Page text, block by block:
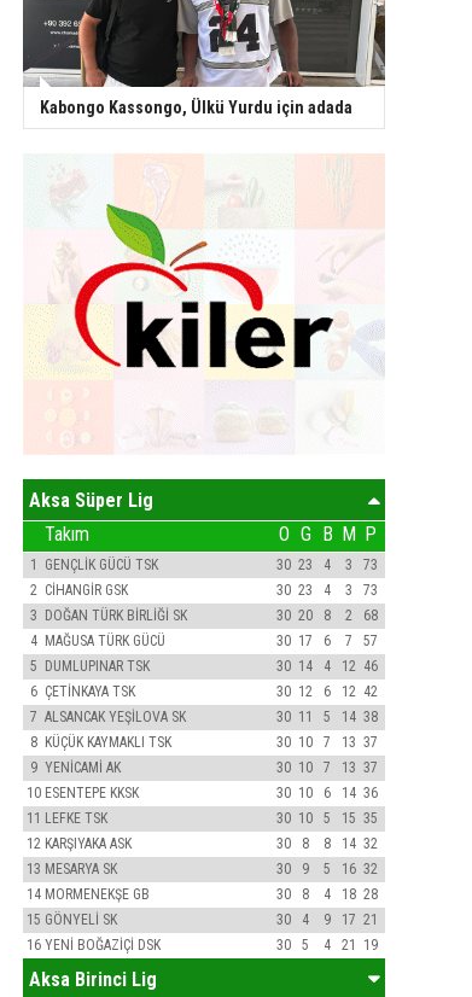
Kabongo Kassongo, Ülkü Yurdu için adada
Aksa Süper Lig
Takım O G B M P
1 GENÇLİK GÜCÜ TSK 30 23 4 3
73
2 CİHANGİR GSK 30 23 4 3
73
3 DOĞAN TÜRK BİRLİĞİ SK 30 20 8 2
68
4 MAĞUSA TÜRK GÜCÜ 30 17 6 7
57
5 DUMLUPINAR TSK 30 14 4 12 46
6 ÇETİNKAYA TSK 30 12 6 12 42
7 ALSANCAK YEŞİLOVA SK 30 11 5 14 38
8 KÜÇÜK KAYMAKLI TSK 30 10 7 13 37
9 YENİCAMİ AK 30 10 7 13 37
10 ESENTEPE KKSK 30 10 6 14 36
11 LEFKE TSK 30 10 5 15 35
12 KARŞIYAKA ASK 30 8 8 14 32
13 MESARYA SK 30 9 5 16 32
14 MORMENEKŞE GB 30 8 4 18 28
15 GÖNYELİ SK 30 4 9 17 21
16 YENİ BOĞAZİÇİ DSK 30 5 4 21 19
Aksa Birinci Lig